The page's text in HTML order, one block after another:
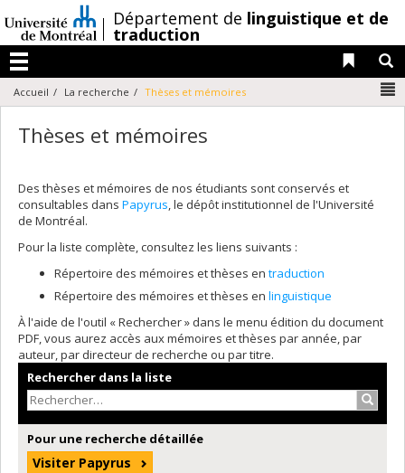
au
contenu
/Département de linguistique et de
traduction
Menu
Liens
Accueil La recherche Thèses et mémoires
Thèses et mémoires
Des thèses et mémoires de nos étudiants sont conservés et
consultables dans Papyrus, le dépôt institutionnel de l'Université
de Montréal.
Pour la liste complète, consultez les liens suivants :
Répertoire des mémoires et thèses en traduction
Répertoire des mémoires et thèses en linguistique
À l'aide de l'outil « Rechercher » dans le menu édition du document
PDF, vous aurez accès aux mémoires et thèses par année, par
auteur, par directeur de recherche ou par titre.
Rechercher dans la liste
Pour une recherche détaillée
Visiter Papyrus